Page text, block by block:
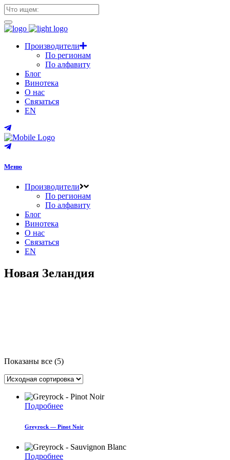
Производители
По регионам
По алфавиту
Блог
Винотека
О нас
Связаться
EN
Меню
Производители
По регионам
По алфавиту
Блог
Винотека
О нас
Связаться
EN
Новая Зеландия
Показаны все (5)
Подробнее
Greyrock — Pinot Noir
Подробнее